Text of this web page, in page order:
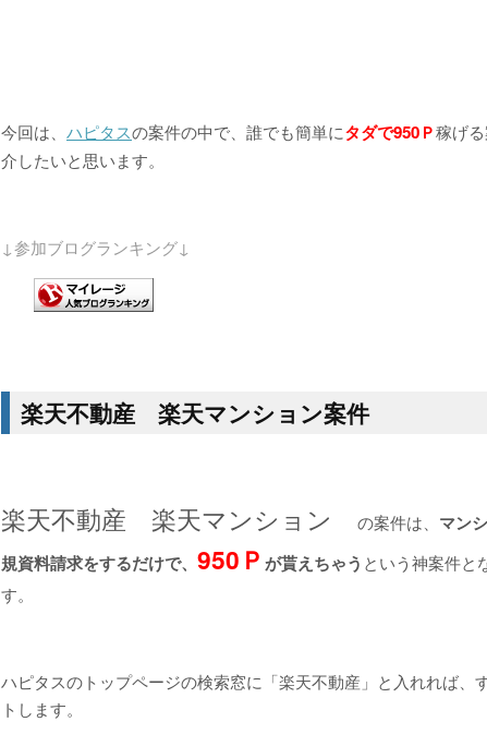
今回は、 ハピタスの案件の中で、誰でも簡単にタダで950Ｐ稼げ
介したいと思います。
↓参加ブログランキング↓
楽天不動産 楽天マンション案件
楽天不動産 楽天マンション の案件は、 マン
規資料請求をするだけで、 950Ｐ が貰えちゃう という神案件と
す。
ハピタスのトップページの検索窓に「楽天不動産」と入れれば、
トします。